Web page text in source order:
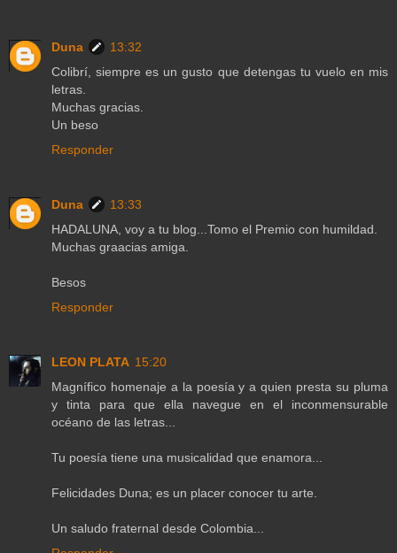
Duna
13:32
Colibrí, siempre es un gusto que detengas tu vuelo en mis
letras.
Muchas gracias.
Un beso
Responder
Duna
13:33
HADALUNA, voy a tu blog...Tomo el Premio con humildad.
Muchas graacias amiga.
Besos
Responder
LEON PLATA 15:20
Magnífico homenaje a la poesía y a quien presta su pluma
y tinta para que ella navegue en el inconmensurable
océano de las letras...
Tu poesía tiene una musicalidad que enamora...
Felicidades Duna; es un placer conocer tu arte.
Un saludo fraternal desde Colombia...